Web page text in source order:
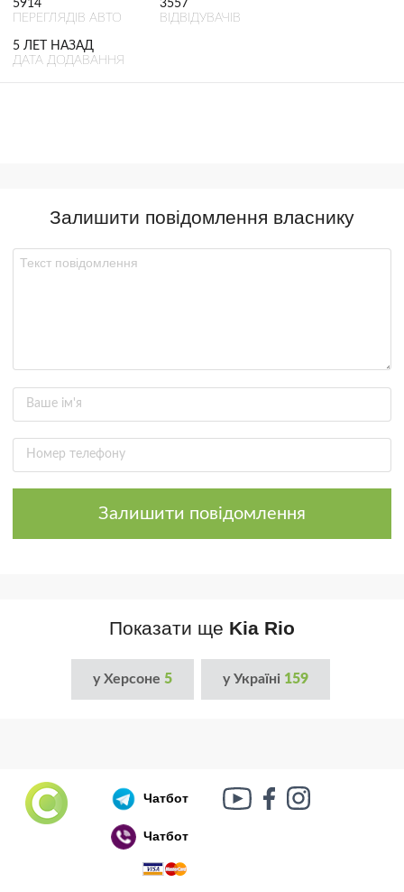
Російський воєнний корабель, іди нах..й!
🇷🇺 🚢 🖕 PS: Таки пішов 🎉
5914
ПЕРЕГЛЯДІВ АВТО
3557
ВІДВІДУВАЧІВ
5 ЛЕТ НАЗАД
ДАТА ДОДАВАННЯ
Залишити повідомлення власнику
Залишити повідомлення
Показати ще Kia Rio
у Херсоне 5 у Україні 159
Чатбот
Чатбот